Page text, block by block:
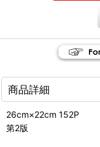
商品詳細
26cm×22cm 152P
第2版